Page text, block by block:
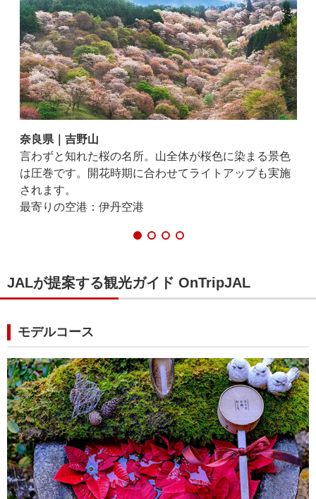
奈良県｜吉野山
言わずと知れた桜の名所。山全体が桜色に染まる景色
は圧巻です。開花時期に合わせてライトアップも実施
されます。
最寄りの空港：伊丹空港
ウ
京都府｜天橋立
夏空の下、白い砂浜と青い海、緑の松林のコントラス
トが鮮やかです。
京
夏
が
京都府｜嵐山
渡月橋と紅葉の組み合わせは、秋の京都の定番風景で
す。
京
景
川
京都府｜渡月橋
雪化粧の嵐山と渡月橋は水墨画のような美しさです。
最寄りの空港：伊丹空港・関西空港
JALが提案する観光ガイド OnTripJAL
モデルコース